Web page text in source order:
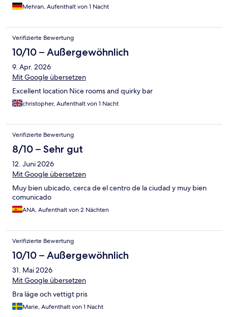
Mehran, Aufenthalt von 1 Nacht
Verifizierte Bewertung
10/10 – Außergewöhnlich
9. Apr. 2026
Mit Google übersetzen
Excellent location Nice rooms and quirky bar
christopher, Aufenthalt von 1 Nacht
Verifizierte Bewertung
8/10 – Sehr gut
12. Juni 2026
Mit Google übersetzen
Muy bien ubicado, cerca de el centro de la ciudad y muy bien
comunicado
ANA, Aufenthalt von 2 Nächten
Verifizierte Bewertung
10/10 – Außergewöhnlich
31. Mai 2026
Mit Google übersetzen
Bra läge och vettigt pris
Marie, Aufenthalt von 1 Nacht